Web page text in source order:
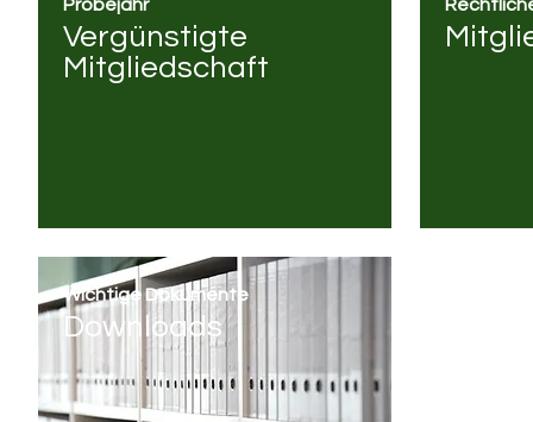
Vergünstigte
Mitgliedschaft
Probejahr
Downloads
Wichtige Dokumente